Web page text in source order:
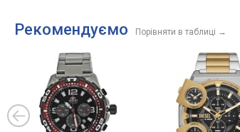
Рекомендуємо Порівняти в таблиці →